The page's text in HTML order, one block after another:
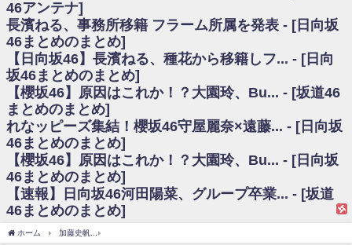
をピックアップ / 良い品揃え！櫻坂46 12thシングル『Make or Break』オフィ
シャルグッズ絶賛販売受付中
日向坂46まとめのまとめ / 【日向坂46】この月、何かあるのか！？『お願
いバッハ！』ミーグリ日程がこちら
日向坂46まとめのまとめ / 【元日向坂46】この卒業生、めちゃくちゃテレ
ビで見かけるな
欅坂/日向坂46まとめのまとめ / 【櫻坂46】リアルミーグリであの販売も！
『Make or Break』オフィシャルグッズ解禁
乃木坂46アンテナ / 【櫻坂46】ミーグリで喧嘩！？山下瞳月、これはマジ
ギレしてる
乃木坂あんてな ～乃木坂46・欅坂46・日向坂46のニュース・情報・話題
をピックアップ / れなッピーズ集結！櫻坂46守屋麗奈×遠藤理子、8/6「ラヴィ
ット！」水曜スタジオ出演決定
日向坂46まとめのまとめ / 【日向坂46】富田鈴花、次の事務所が決まって
そう！？
日向坂46まとめのまとめ / 【日向坂46】富田鈴花、次の事務所が決まって
そう！？
46アンテナ]
長濱ねる、事務所移籍 フラーム所属を発表 - [日向坂
46まとめのまとめ]
【日向坂46】長濱ねる、種花から移籍しフ... - [日向
坂46まとめのまとめ]
【櫻坂46】原因はこれか！？大園玲、Bu... - [坂道46
まとめのまとめ]
れなッピーズ集結！櫻坂46守屋麗奈×遠藤... - [日向坂
46まとめのまとめ]
【櫻坂46】原因はこれか！？大園玲、Bu... - [日向坂
46まとめのまとめ]
【速報】日向坂46河田陽菜、グループ卒業... - [坂道
46まとめのまとめ]
ホーム 加藤史帆